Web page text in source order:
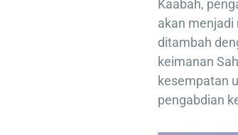
Kaabah,
akan menjadi
ditambah
keimanan
kesempatan
pengabdian